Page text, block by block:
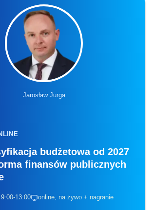
Jarosław Jurga
budżetowa od 2027
finansów publicznych
13:00 online, na żywo + nagranie